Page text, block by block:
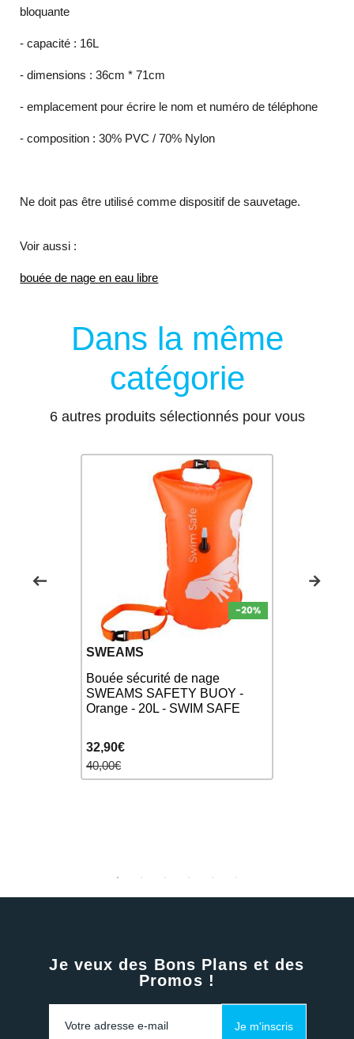
bloquante
- capacité : 16L
- dimensions : 36cm * 71cm
- emplacement pour écrire le nom et numéro de téléphone
- composition : 30% PVC / 70% Nylon
Ne doit pas être utilisé comme dispositif de sauvetage.
Voir aussi :
bouée de nage en eau libre
Dans la même
catégorie
6 autres produits sélectionnés pour vous
SWEAMS
Bouée sécurité de nage
SWEAMS SAFETY BUOY -
Orange - 20L - SWIM SAFE
32,90€
40,00€
Je veux des Bons Plans et des
Promos !
Je m'inscris